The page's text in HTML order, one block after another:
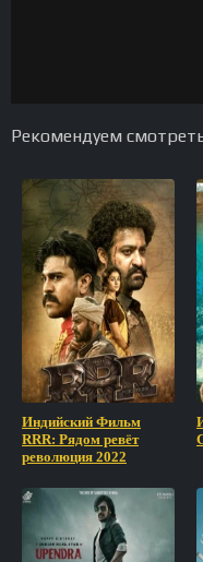
Рекомендуем
Индийский Фильм
RRR: Рядом ревёт
революция 2022